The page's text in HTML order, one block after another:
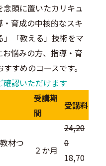
頭に置いたカリキュ
育成の中核的なスキ
」「教える」技術をマ
悩みの方、指導・育
すめのコースです。
認いただけます
受講期
間
受講料
材つ
２か月
24,20
0
18,70